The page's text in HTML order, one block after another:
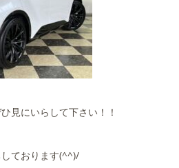
見にいらして下さい！！
ております(^^)/